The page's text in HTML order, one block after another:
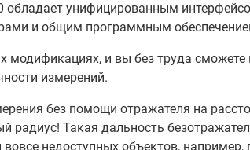
обладает унифицированным
и общим программным
модификациях, и вы без труда
измерений.
без помощи отражателя на
радиус! Такая дальность
недоступных объектов, например,